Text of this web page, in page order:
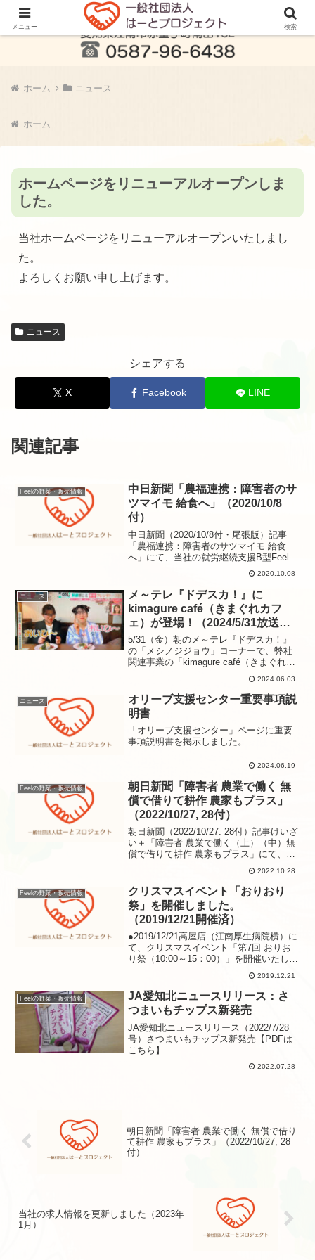
ホーム ニュース
ホーム
ホームページをリニューアルオープンしま
した。
当社ホームページをリニューアルオープンいたしまし
た。
よろしくお願い申し上げます。
ニュース
シェアする
X Facebook LINE
関連記事
Feelの野菜・販売情報
中日新聞「農福連携：障害者のサ
ツマイモ 給食へ」（2020/10/8
付）
中日新聞（2020/10/8付・尾張版）記事
「農福連携：障害者のサツマイモ 給食
へ」にて、当社の就労継続支援B型Feelの
取り組みを取り上げていただきました。
2020.10.08
ニュース
メ～テレ『ドデスカ！』に
kimagure café（きまぐれカフ
ェ）が登場！（2024/5/31放送
済）
5/31（金）朝のメ～テレ『ドデスカ！』
の「メシノジジョウ」コーナーで、弊社
関連事業の「kimagure café（きまぐれカ
フェ）」を取材・放送いただきました。
番組では3時のヒロインゆめっちさんに新
作スイーツ「抹茶いちご大福フレンチト
ース...
2024.06.03
ニュース
オリーブ支援センター重要事項説
明書
「オリーブ支援センター」ページに重要
事項説明書を掲示しました。
2024.06.19
Feelの野菜・販売情報
朝日新聞「障害者 農業で働く 無
償で借りて耕作 農家もプラス」
（2022/10/27, 28付）
朝日新聞（2022/10/27. 28付）記事けいざ
い＋「障害者 農業で働く（上）（中）無
償で借りて耕作 農家もプラス」にて、就
労継続支援B型Feelの取り組みを取り上げ
ていただきました。【PDFはこちら】
2022.10.28
Feelの野菜・販売情報
クリスマスイベント「おりおり
祭」を開催しました。
（2019/12/21開催済）
●2019/12/21高屋店（江南厚生病院横）に
て、クリスマスイベント「第7回 おりお
り祭（10:00～15：00）」を開催いたしま
した。（入場無料）◆午前の部：クリス
マスコンサート◆午後の部：ドッグセラ
ピー◇終日：採れたて野菜や焼き芋な
ど...
2019.12.21
Feelの野菜・販売情報
JA愛知北ニュースリリース：さ
つまいもチップス新発売
JA愛知北ニュースリリース（2022/7/28
号）さつまいもチップス新発売【PDFは
こちら】
2022.07.28
朝日新聞「障害者 農業で働く 無償で借り
て耕作 農家もプラス」（2022/10/27, 28
付）
当社の求人情報を更新しました（2023年
1月）
メニュー 検索